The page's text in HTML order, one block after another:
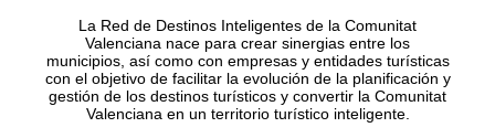
La Red de Destinos Inteligentes de la Comunitat
Valenciana nace para crear sinergias entre los
municipios, así como con empresas y entidades turísticas
con el objetivo de facilitar la evolución de la planificación y
gestión de los destinos turísticos y convertir la Comunitat
Valenciana en un territorio turístico inteligente.